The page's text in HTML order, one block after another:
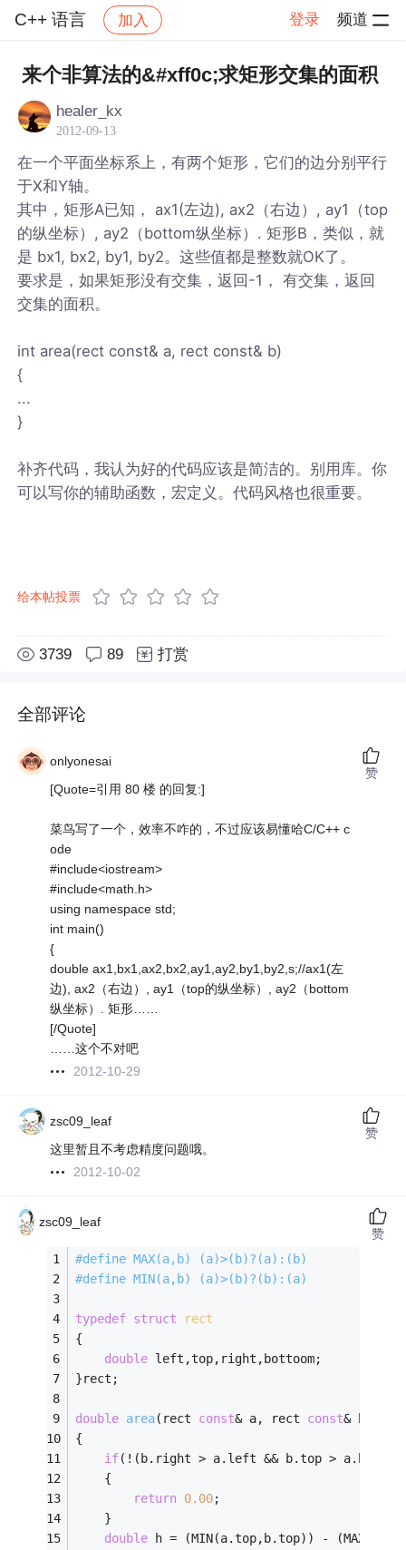
C++ 语言 加入 登录 频道
社区 C++ 语言 帖子详情
来个非算法的&#xff0c;求矩形交集的面积
healer_kx
2012-09-13
在一个平面坐标系上，有两个矩形，它们的边分别平行
于X和Y轴。
其中，矩形A已知， ax1(左边), ax2（右边）, ay1（top
的纵坐标）, ay2（bottom纵坐标）. 矩形B，类似，就
是 bx1, bx2, by1, by2。这些值都是整数就OK了。
要求是，如果矩形没有交集，返回-1， 有交集，返回
交集的面积。
int area(rect const& a, rect const& b)
{
...
}
补齐代码，我认为好的代码应该是简洁的。别用库。你
可以写你的辅助函数，宏定义。代码风格也很重要。
给本帖投票
3739 89 打赏
全部评论
onlyonesai
[Quote=引用 80 楼 的回复:]
菜鸟写了一个，效率不咋的，不过应该易懂哈C/C++ c
ode
#include<iostream>
#include<math.h>
using namespace std;
int main()
{
double ax1,bx1,ax2,bx2,ay1,ay2,by1,by2,s;//ax1(左
边), ax2（右边）, ay1（top的纵坐标）, ay2（bottom
纵坐标）. 矩形……
[/Quote]
……这个不对吧
2012-10-29
赞
zsc09_leaf
这里暂且不考虑精度问题哦。
2012-10-02
赞
zsc09_leaf
#define MAX(a,b) (a)>(b)?(a):(b)
#define MIN(a,b) (a)>(b)?(b):(a)
typedef struct
rect
{
double left,top,right,bottoom;
}rect;
double area(rect const& a, rect const& b)
{
if(!(b.right > a.left && b.top >
	{
return 0.00;
	}
double h = (MIN(a.top,b.top)) -
赞